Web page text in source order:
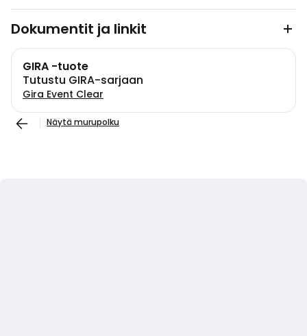
Dokumentit ja linkit
GIRA -tuote
Tutustu GIRA-sarjaan
Gira Event Clear
Näytä murupolku